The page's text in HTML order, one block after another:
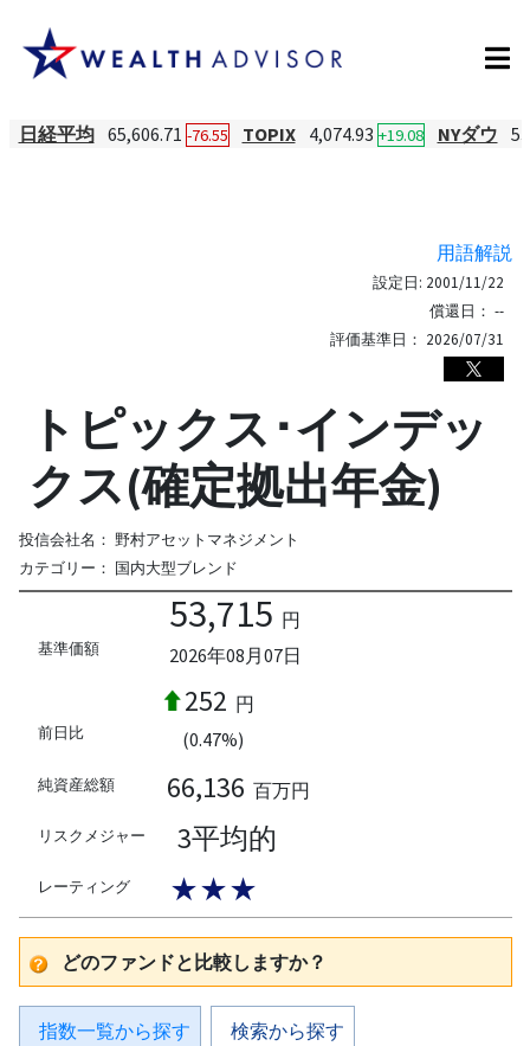
日経平均 65,606.71 -76.55 TOPIX 4,074.93 +19.08 NYダウ
用語解説
設定日: 2001/11/22
償還日： --
評価基準日： 2026/07/31
トピックス･インデッ
クス(確定拠出年金)
投信会社名： 野村アセットマネジメント
カテゴリー： 国内大型ブレンド
基準価額
53,715 円
2026年08月07日
前日比
252 円
(0.47%)
純資産総額 66,136 百万円
リスクメジャー 3平均的
レーティング ★★★
どのファンドと比較しますか？
指数一覧から探す 検索から探す